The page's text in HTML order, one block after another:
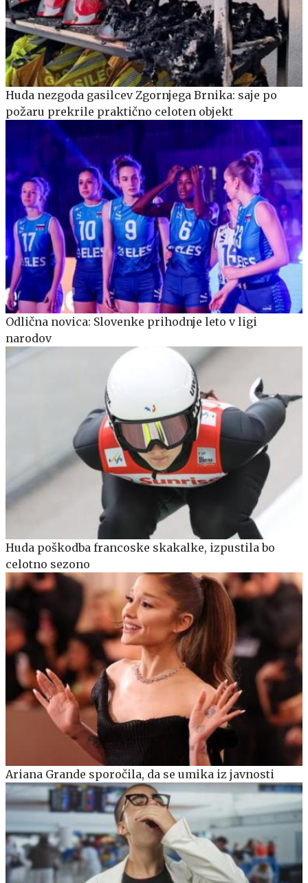
Huda nezgoda gasilcev Zgornjega Brnika: saje po
požaru prekrile praktično celoten objekt
Odlična novica: Slovenke prihodnje leto v ligi
narodov
Huda poškodba francoske skakalke, izpustila bo
celotno sezono
Ariana Grande sporočila, da se umika iz javnosti